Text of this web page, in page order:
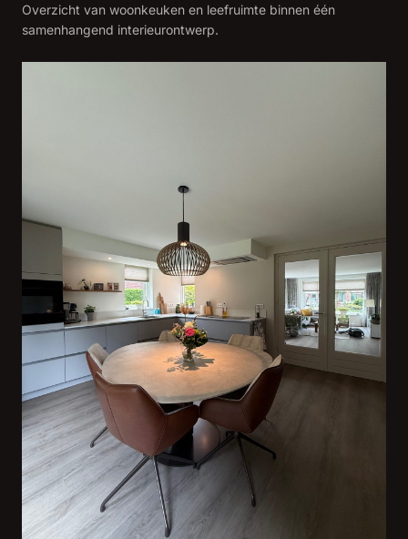
Overzicht van woonkeuken en leefruimte binnen één
samenhangend interieurontwerp.